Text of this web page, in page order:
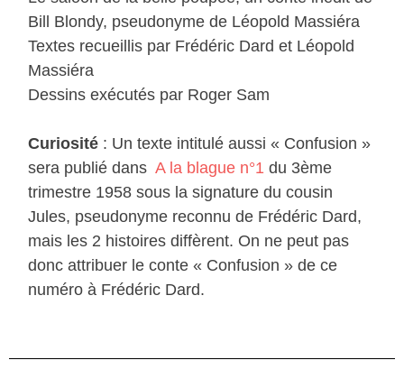
Bill Blondy, pseudonyme de Léopold Massiéra
Textes recueillis par Frédéric Dard et Léopold
Massiéra
Dessins exécutés par Roger Sam
Curiosité : Un texte intitulé aussi « Confusion »
sera publié dansA la blague n°1 du 3ème
trimestre 1958 sous la signature du cousin
Jules, pseudonyme reconnu de Frédéric Dard,
mais les 2 histoires diffèrent. On ne peut pas
donc attribuer le conte « Confusion » de ce
numéro à Frédéric Dard.